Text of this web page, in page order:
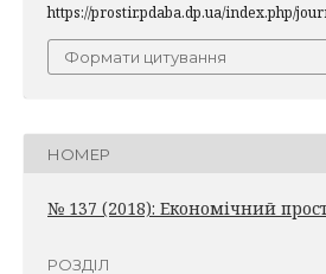
https://prostir.pdaba.dp.ua/index.php/
Формати цитування
НОМЕР
№ 137 (2018): Економічний
РОЗДІЛ